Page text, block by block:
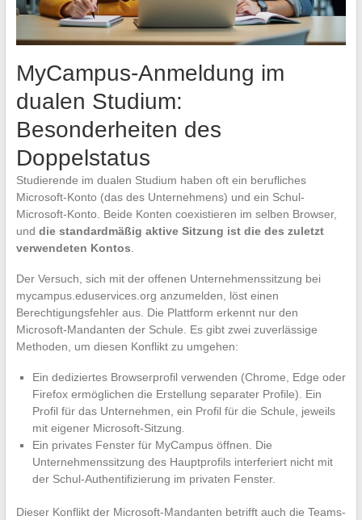
MyCampus-Anmeldung im
dualen Studium:
Besonderheiten des
Doppelstatus
Studierende im dualen Studium haben oft ein berufliches
Microsoft-Konto (das des Unternehmens) und ein Schul-
Microsoft-Konto. Beide Konten coexistieren im selben Browser,
und die standardmäßig aktive Sitzung ist die des zuletzt
verwendeten Kontos.
Der Versuch, sich mit der offenen Unternehmenssitzung bei
mycampus.eduservices.org anzumelden, löst einen
Berechtigungsfehler aus. Die Plattform erkennt nur den
Microsoft-Mandanten der Schule. Es gibt zwei zuverlässige
Methoden, um diesen Konflikt zu umgehen:
Ein dediziertes Browserprofil verwenden (Chrome, Edge oder
Firefox ermöglichen die Erstellung separater Profile). Ein
Profil für das Unternehmen, ein Profil für die Schule, jeweils
mit eigener Microsoft-Sitzung.
Ein privates Fenster für MyCampus öffnen. Die
Unternehmenssitzung des Hauptprofils interferiert nicht mit
der Schul-Authentifizierung im privaten Fenster.
Dieser Konflikt der Microsoft-Mandanten betrifft auch die Teams-